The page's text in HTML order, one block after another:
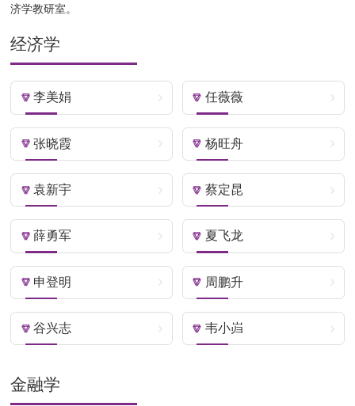
济学教研室。
经济学
李美娟 任薇薇
张晓霞 杨旺舟
袁新宇 蔡定昆
薛勇军 夏飞龙
申登明 周鹏升
谷兴志 韦小岿
金融学